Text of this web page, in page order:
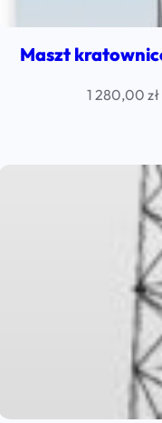
Maszt
1 280,00 zł